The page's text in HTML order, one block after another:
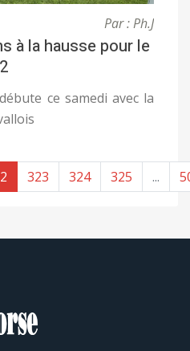
Par : Ph.J
à la hausse pour le
ce samedi avec la
323 324 325 ...